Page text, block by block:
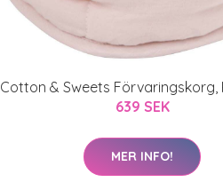
Cotton & Sweets Förvaringskorg,
639 SEK
MER INFO!